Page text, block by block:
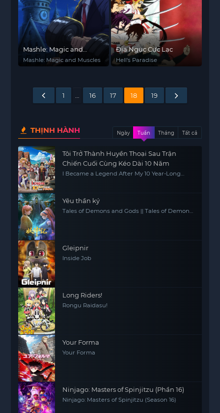
Mashle: Magic and
Muscles
Mashle: Magic and Muscles
Địa Ngục Cực Lạc
Hell's Paradise
1 16 17 18 19
THỊNH HÀNH Ngày Tuần Tháng Tất cả
Tôi Trở Thành Huyền Thoại Sau Trận
Chiến Cuối Cùng Kéo Dài 10 Năm
I Became a Legend After My 10 Year-Long
Yêu thần ký
Tales of Demons and Gods || Tales of Demon
Gleipnir
Inside Job
Long Riders!
Rongu Raidasu!
Your Forma
Your Forma
Ninjago: Masters of Spinjitzu (Phần 16)
Ninjago: Masters of Spinjitzu (Season 16)